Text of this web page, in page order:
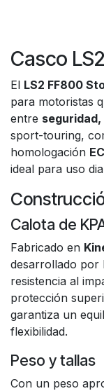
Casco
El LS2 FF800
para motoristas
entre
sport-touring,
homologación
ideal para uso
Calota de
Fabricado en
desarrollado por
resistencia al
protección
garantiza un
flexibilidad.
Peso y tallas
Con un peso